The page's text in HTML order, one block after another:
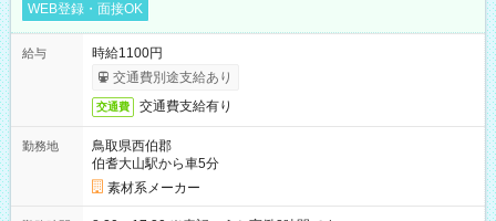
WEB登録・面接OK
給与
時給1100円
交通費別途支給あり
交通費 交通費支給有り
勤務地
鳥取県西伯郡
伯耆大山駅から車5分
素材系メーカー